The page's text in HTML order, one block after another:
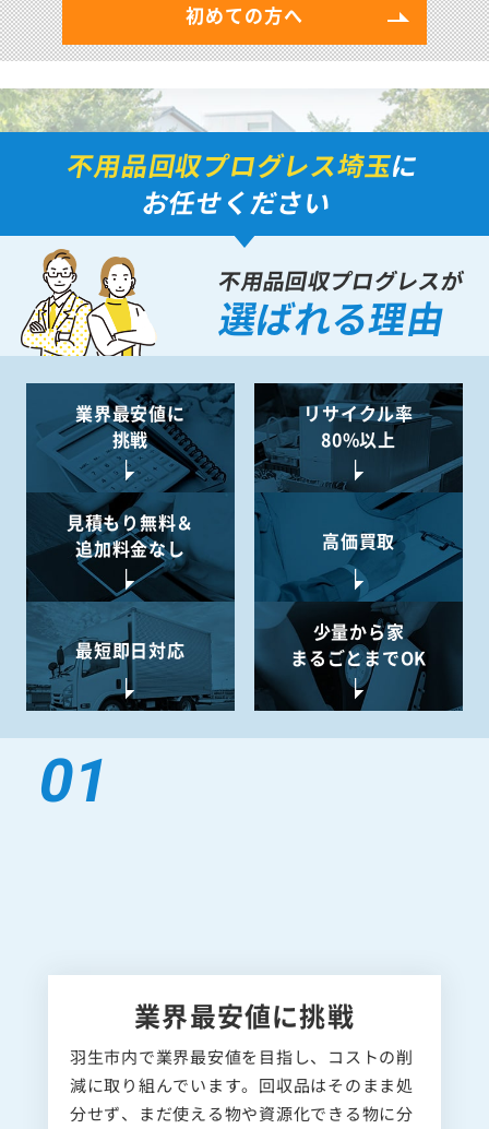
初めての方へ
不用品回収プログレス埼玉に
お任せください
不用品回収プログレスが
選ばれる理由
業界最安値に
挑戦
リサイクル率
80%以上
見積もり無料＆
追加料金なし
高価買取
最短即日対応
少量から家
まるごとまでOK
業界最安値に挑戦
羽生市内で業界最安値を目指し、コストの削
減に取り組んでいます。回収品はそのまま処
分せず、まだ使える物や資源化できる物に分